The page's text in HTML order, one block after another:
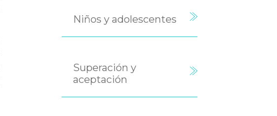
Niños y adolescentes
Superación y
aceptación